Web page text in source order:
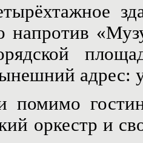
напротив
адрес:
оркестр и